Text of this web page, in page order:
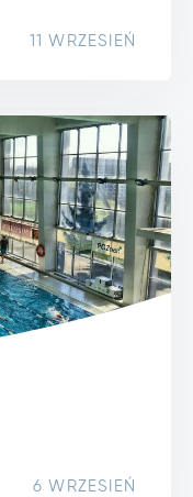
11 WRZESIEŃ
6 WRZESIEŃ